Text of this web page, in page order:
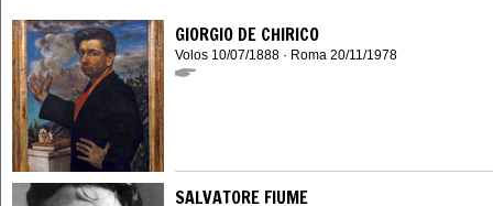
GIORGIO DE CHIRICO
Volos 10/07/1888 · Roma 20/11/1978
SALVATORE FIUME